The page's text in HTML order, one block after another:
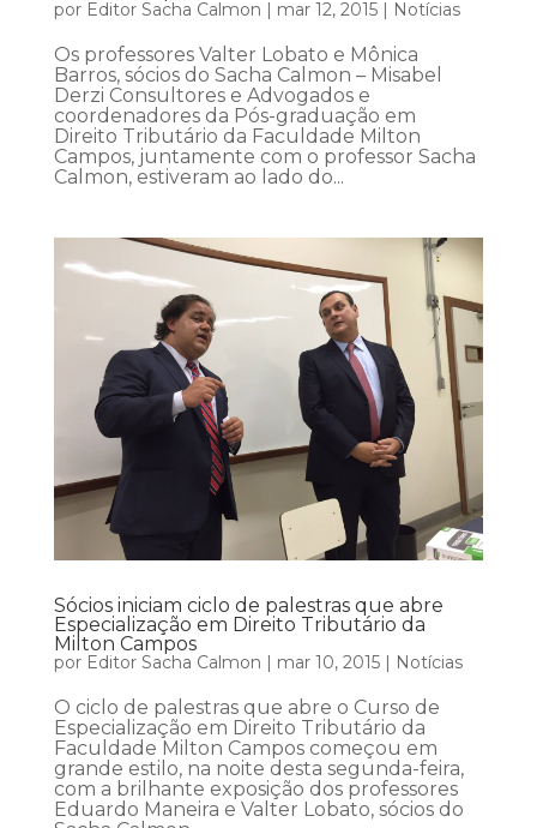
por Editor Sacha Calmon | mar 12, 2015| Notícias
Os professores Valter Lobato e Mônica
Barros, sócios do Sacha Calmon – Misabel
Derzi Consultores e Advogados e
coordenadores da Pós-graduação em
Direito Tributário da Faculdade Milton
Campos, juntamente com o professor Sacha
Calmon, estiveram ao lado do...
Sócios iniciam ciclo de palestras que abre
Especialização em Direito Tributário da
Milton Campos
por Editor Sacha Calmon | mar 10, 2015| Notícias
O ciclo de palestras que abre o Curso de
Especialização em Direito Tributário da
Faculdade Milton Campos começou em
grande estilo, na noite desta segunda-feira,
com a brilhante exposição dos professores
Eduardo Maneira e Valter Lobato, sócios do